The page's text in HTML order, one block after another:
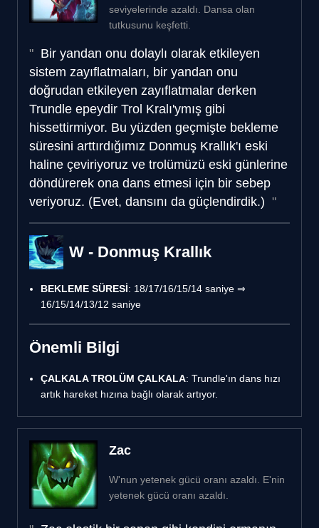
seviyelerinde azaldı. Dansa olan
tutkusunu keşfetti.
Bir yandan onu dolaylı olarak etkileyen
sistem zayıflatmaları, bir yandan onu
doğrudan etkileyen zayıflatmalar derken
Trundle epeydir Trol Kralı'ymış gibi
hissettirmiyor. Bu yüzden geçmişte bekleme
süresini arttırdığımız Donmuş Krallık'ı eski
haline çeviriyoruz ve trolümüzü eski günlerine
döndürerek ona dans etmesi için bir sebep
veriyoruz. (Evet, dansını da güçlendirdik.)
W - Donmuş Krallık
BEKLEME SÜRESİ: 18/17/16/15/14 saniye ⇒
16/15/14/13/12 saniye
Önemli Bilgi
ÇALKALA TROLÜM ÇALKALA: Trundle'ın dans hızı
artık hareket hızına bağlı olarak artıyor.
Zac
W'nun yetenek gücü oranı azaldı. E'nin
yetenek gücü oranı azaldı.